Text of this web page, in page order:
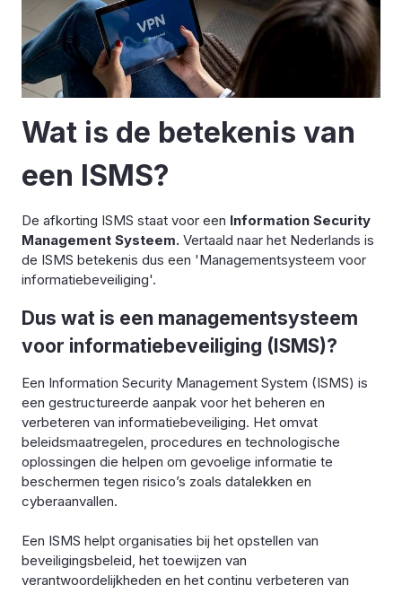
Wat is de betekenis van
een ISMS?
De afkorting ISMS staat voor een Information Security
Management Systeem. Vertaald naar het Nederlands is
de ISMS betekenis dus een 'Managementsysteem voor
informatiebeveiliging'.
Dus wat is een managementsysteem
voor informatiebeveiliging (ISMS)?
Een Information Security Management System (ISMS) is
een gestructureerde aanpak voor het beheren en
verbeteren van informatiebeveiliging. Het omvat
beleidsmaatregelen, procedures en technologische
oplossingen die helpen om gevoelige informatie te
beschermen tegen risico’s zoals datalekken en
cyberaanvallen.
Een ISMS helpt organisaties bij het opstellen van
beveiligingsbeleid, het toewijzen van
verantwoordelijkheden en het continu verbeteren van